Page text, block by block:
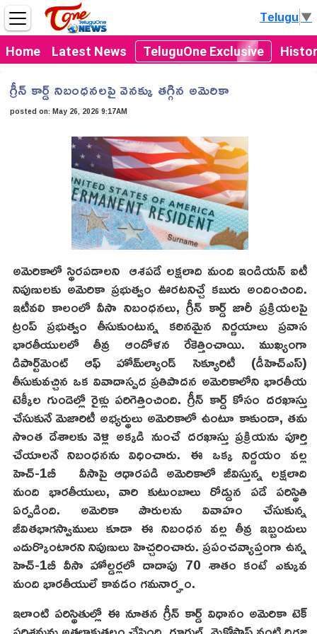
Home Latest News TeluguOne Exclusive
Telugu▼
గ్రీన్ కార్డ్ నిబంధనలపై వెనక్కు తగ్గిన అమెరికా
posted on:May 26, 2026 9:17AM
అమెరికాలో స్థిరపడాలని ఆశపడే లక్షలాది మంది ఇండియన్ ఐటీ
నిపుణులకు అమెరికా ప్రభుత్వం ఊరటనిచ్చే కబురు అందించింది.
ఇటీవలి కాలంలో వీసా నిబంధనలు, గ్రీన్ కార్డ్ జారీ ప్రక్రియలపై
ట్రంప్ ప్రభుత్వం తీసుకుంటున్న కఠినమైన నిర్ణయాలు ప్రవాస
భారతీయులలో తీవ్ర ఆందోళన రేకెత్తించాయి. ముఖ్యంగా
డిపార్ట్‌మెంట్ ఆఫ్ హోమ్‌ల్యాండ్ సెక్యూరిటీ (డీహెచ్ఎస్)
తీసుకువచ్చిన ఒక వివాదాస్పద ప్రతిపాదన అమెరికాలోని భారతీయ
టెక్కీల గుండెల్లో రైళ్లు పరిగెత్తించింది. గ్రీన్ కార్డ్ కోసం దరఖాస్తు
చేసుకునే మెజారిటీ అభ్యర్థులు అమెరికాలో ఉంటూ కాకుండా, తమ
సొంత దేశాలకు వెళ్లి అక్కడి నుంచే దరఖాస్తు ప్రక్రియను పూర్తి
చేయాలనే నిబంధనను విధించారు. ఈ ఒక్క నిర్ణయం వల్ల
హెచ్-1బీ వీసాపై ఆధారపడి అమెరికాలో జీవిస్తున్న లక్షలాది
మంది భారతీయులు, వారి కుటుంబాలు రోడ్డున పడే పరిస్థితి
ఏర్పడింది. అమెరికా పౌరులను వివాహం చేసుకున్న
జీవితభాగస్వాములు కూడా ఈ నిబంధన వల్ల తీవ్ర ఇబ్బందులు
ఎదుర్కొంటారని నిపుణులు హెచ్చరించారు. ప్రపంచవ్యాప్తంగా ఉన్న
హెచ్-1బీ వీసా హోల్డర్లలో దాదాపు 70 శాతం కంటే ఎక్కువ
మంది భారతీయులే కావడం గమనార్హం.
ఇలాంటి పరిస్థితుల్లో ఈ నూతన గ్రీన్ కార్డ్ విధానం అమెరికా టెక్